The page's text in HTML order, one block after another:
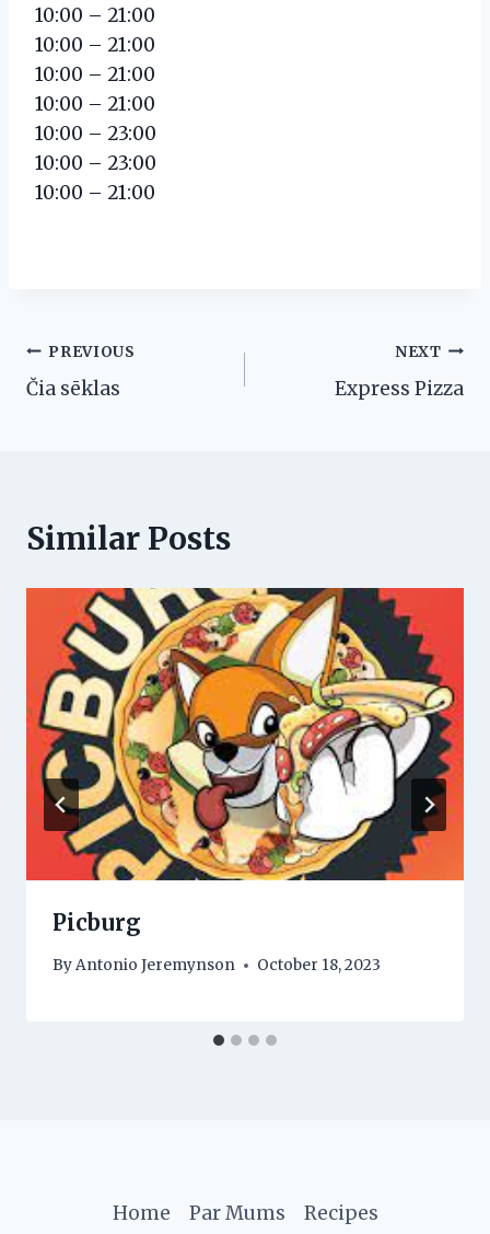
10:00 – 21:00
10:00 – 21:00
10:00 – 21:00
10:00 – 21:00
10:00 – 23:00
10:00 – 23:00
10:00 – 21:00
Post
navigation
PREVIOUS
Čia sēklas
NEXT
Express Pizza
Similar Posts
Picburg
ByAntonio Jeremynson October 18, 2023
Home Par Mums Recipes